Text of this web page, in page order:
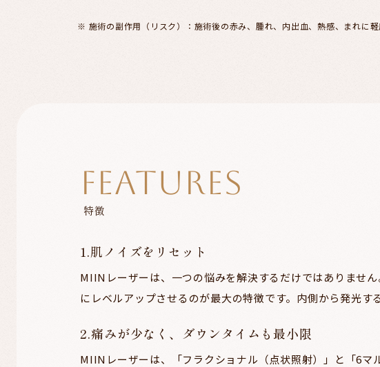
※ 施術の副作用（リスク）：施術後の赤み、腫れ、内出血、熱感、まれに
FEATURES
特徴
1.肌ノイズをリセット
MIINレーザーは、一つの悩みを解決するだけではありませ
にレベルアップさせるのが最大の特徴です。内側から発光す
2.痛みが少なく、ダウンタイムも最小限
MIINレーザーは、「フラクショナル（点状照射）」と「6